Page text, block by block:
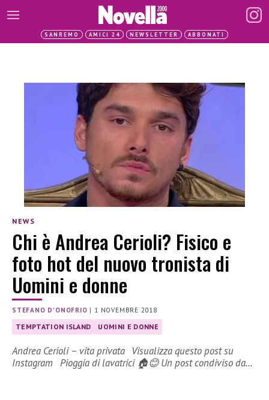
SANREMO AMICI 24 NEWSLETTER ABBONATI
NEWS
Chi è Andrea Cerioli? Fisico e
foto hot del nuovo tronista di
Uomini e donne
STEFANO D'ONOFRIO | 1 NOVEMBRE 2018
TEMPTATION ISLAND UOMINI E DONNE
Andrea Cerioli – vita privata Visualizza questo post su
Instagram Pioggia di lavatrici 🏠😊 Un post condiviso da…